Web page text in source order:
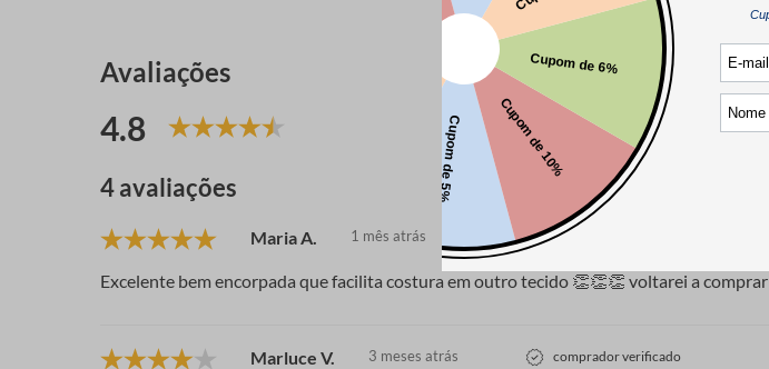
Avaliações
4.8
4 avaliações
Maria A. 1 mês atrás comprador verificado
Excelente bem encorpada que facilita costura em outro tecido 👏👏👏 voltarei a comprar
Marluce V. 3 meses atrás comprador verificado